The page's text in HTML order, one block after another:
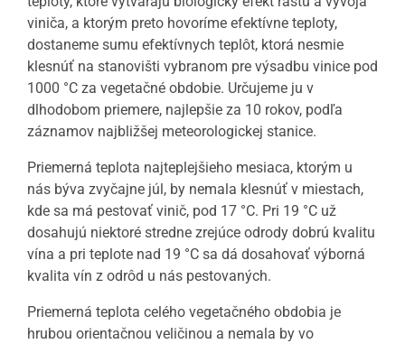
viniča, a ktorým preto hovoríme efektívne teploty,
dostaneme sumu efektívnych teplôt, ktorá nesmie
klesnúť na stanovišti vybranom pre výsadbu vinice pod
1000 °C za vegetačné obdobie. Určujeme ju v
dlhodobom priemere, najlepšie za 10 rokov, podľa
záznamov najbližšej meteorologickej stanice.
Priemerná teplota najteplejšieho mesiaca, ktorým u
nás býva zvyčajne júl, by nemala klesnúť v miestach,
kde sa má pestovať vinič, pod 17 °C. Pri 19 °C už
dosahujú niektoré stredne zrejúce odrody dobrú kvalitu
vína a pri teplote nad 19 °C sa dá dosahovať výborná
kvalita vín z odrôd u nás pestovaných.
Priemerná teplota celého vegetačného obdobia je
hrubou orientačnou veličinou a nemala by vo